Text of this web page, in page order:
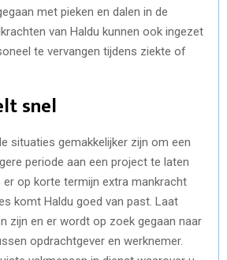
met pieken en dalen in de
van Haldu kunnen ook ingezet
te vervangen tijdens ziekte of
snel
situaties gemakkelijker zijn om een
periode aan een project te laten
er op korte termijn extra mankracht
komt Haldu goed van past. Laat
zijn en er wordt op zoek gegaan naar
opdrachtgever en werknemer.